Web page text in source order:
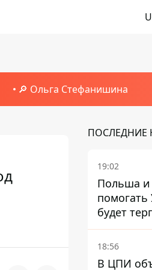
🔎 Ольга Стефанишина
ПОСЛЕДНИЕ
19:02
Польша и
будет
Навроцкий
18:56
В ЦПИ